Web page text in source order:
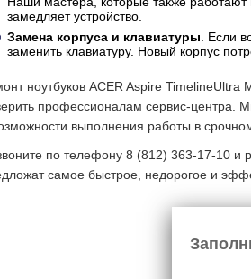
замедляет устройство.
Замена корпуса и клавиатуры . Если
заменить клавиатуру. Новый корпус
ноутбуков ACER Aspire
профессионалам сервис-центра.
выполнения работы в
по телефону 8 (812) 363-17-10 и
самое быстрое, недорогое и